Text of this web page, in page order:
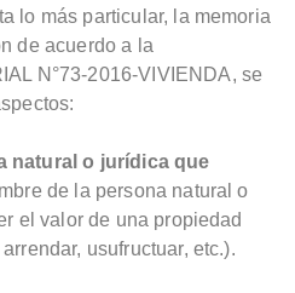
lo más particular, la memoria
de acuerdo a la
N°73-2016-VIVIENDA, se
natural o jurídica que
de la persona natural o
el valor de una propiedad
usufructuar, etc.).